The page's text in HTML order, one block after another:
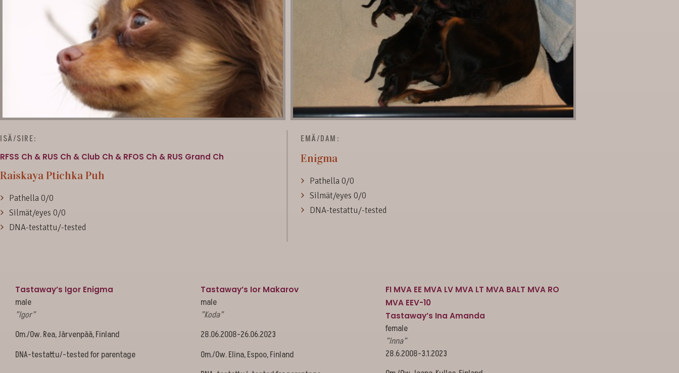
ISÄ/SIRE:
RFSS Ch & RUS Ch & Club Ch & RFOS Ch & RUS Grand Ch
Raiskaya Ptichka Puh
Pathella 0/0
Silmät/eyes 0/0
DNA-testattu/-tested
EMÄ/DAM:
Enigma
Pathella 0/0
Silmät/eyes 0/0
DNA-testattu/-tested
Tastaway’s Igor Enigma
male
”Igor”
Om./Ow. Rea, Järvenpää, Finland
DNA-testattu/-tested for parentage
Tastaway’s Ior Makarov
male
”Koda”
28.06.2008-26.06.2023
Om./Ow. Elina, Espoo, Finland
FI MVA EE MVA LV MVA LT MVA BALT MVA RO
MVA EEV-10
Tastaway’s Ina Amanda
female
”Inna”
28.6.2008-3.1.2023